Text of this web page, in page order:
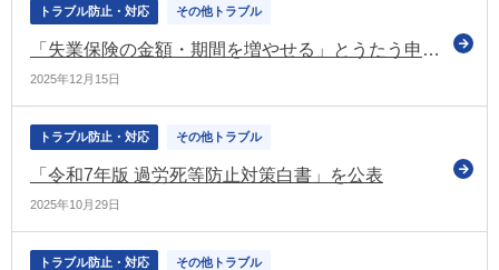
トラブル防止・対応 その他トラブル
「失業保険の金額・期間を増やせる」とうたう申請サポートにご注意ください（東京労働局など）
2025年12月15日
トラブル防止・対応 その他トラブル
「令和7年版 過労死等防止対策白書」を公表
2025年10月29日
トラブル防止・対応 その他トラブル